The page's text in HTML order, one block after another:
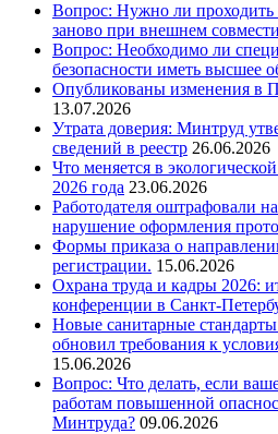
Вопрос: Нужно ли
заново при внешнем
Вопрос: Необходимо ли
безопасности иметь высшее
Опубликованы изменения в
13.07.2026
Утрата доверия: Минтруд
сведений в реестр 26.06.2026
Что меняется в
2026 года 23.06.2026
Работодателя оштрафовали
нарушение оформления
Формы приказа о
регистрации. 15.06.2026
Охрана труда и кадры 2026:
конференции в Санкт-
Новые санитарные
обновил требования к
15.06.2026
Вопрос: Что делать, если
работам повышенной
Минтруда? 09.06.2026